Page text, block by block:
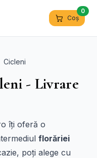
Coș
0
Cicleni
- Livrare
îți oferă o
florăriei
poți alege cu